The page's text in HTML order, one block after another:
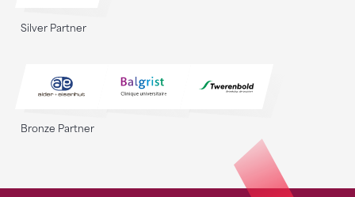
Silver Partner
Bronze Partner